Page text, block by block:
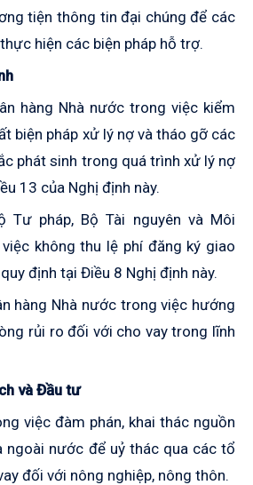
tiện thông tin đại chúng để các
hiện các biện pháp hỗ trợ.
hàng Nhà nước trong việc kiểm
biện pháp xử lý nợ và tháo gỡ các
phát sinh trong quá trình xử lý nợ
13 của Nghị định này.
Tư pháp, Bộ Tài nguyên và Môi
không thu lệ phí đăng ký giao
định tại Điều 8 Nghị định này.
hàng Nhà nước trong việc hướng
rủi ro đối với cho vay trong lĩnh
và Đầu tư
việc đàm phán, khai thác nguồn
ngoài nước để uỷ thác qua các tổ
đối với nông nghiệp, nông thôn.